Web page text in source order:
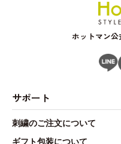
ホットマン
サポート
刺繍のご注文について
ギフト包装について